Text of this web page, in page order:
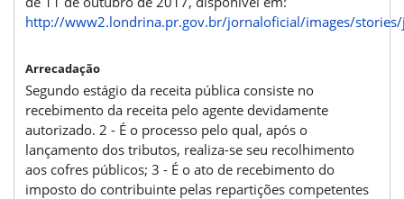
http://www2.londrina.pr.gov.br/jornaloficial/images/
Arrecadação
Segundo estágio da receita pública consiste no
recebimento da receita pelo agente devidamente
autorizado. 2 - É o processo pelo qual, após o
lançamento dos tributos, realiza-se seu recolhimento
aos cofres públicos; 3 - É o ato de recebimento do
imposto do contribuinte pelas repartições competentes